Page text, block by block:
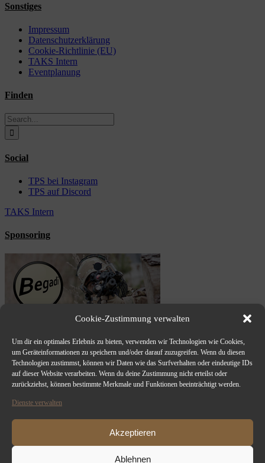
Cookie-Zustimmung verwalten
Um dir ein optimales Erlebnis zu bieten, verwenden wir Technologien wie Cookies,
um Geräteinformationen zu speichern und/oder darauf zuzugreifen. Wenn du diesen
Technologien zustimmst, können wir Daten wie das Surfverhalten oder eindeutige IDs
auf dieser Website verarbeiten. Wenn du deine Zustimmung nicht erteilst oder
zurückziehst, können bestimmte Merkmale und Funktionen beeinträchtigt werden.
Dienste verwalten
Akzeptieren
Ablehnen
Sonstiges
Impressum
Datenschutzerklärung
Cookie-Richtlinie (EU)
TAKS Intern
Eventplanung
Finden
Search
for:
Social
TPS bei Instagram
TPS auf Discord
TAKS Intern
Sponsoring